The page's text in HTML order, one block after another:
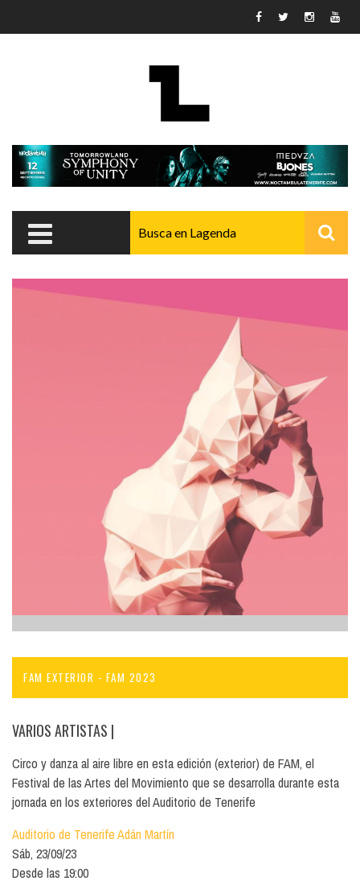
FAM EXTERIOR - FAM 2023
VARIOS ARTISTAS |
Circo y danza al aire libre en esta edición (exterior) de FAM, el
Festival de las Artes del Movimiento que se desarrolla durante esta
jornada en los exteriores del Auditorio de Tenerife
Auditorio de Tenerife Adán Martín
Sáb, 23/09/23
Desde las 19:00